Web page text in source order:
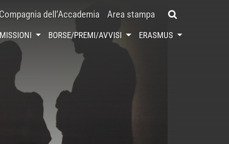
Compagnia dell’Accademia Area stampa
BORSE/PREMI/AVVISI ERASMUS